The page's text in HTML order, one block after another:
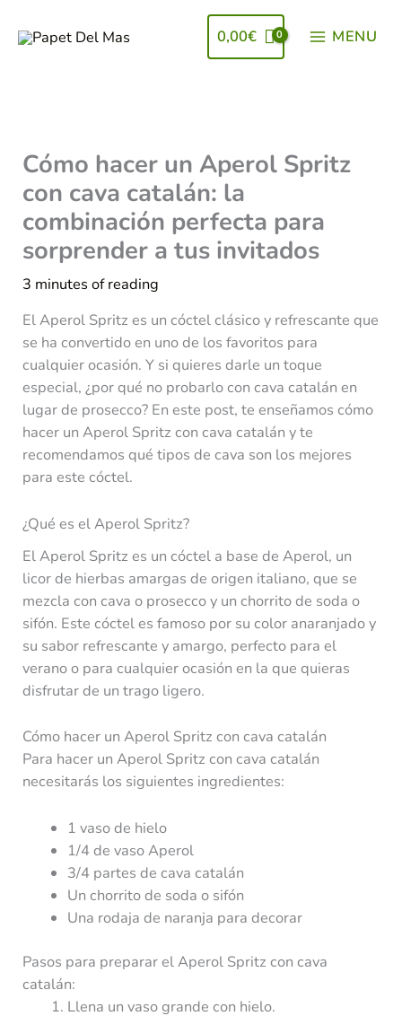
0,00€ MENU
Cómo hacer un Aperol Spritz
con cava catalán: la
combinación perfecta para
sorprender a tus invitados
3 minutes of reading
El Aperol Spritz es un cóctel clásico y refrescante que
se ha convertido en uno de los favoritos para
cualquier ocasión. Y si quieres darle un toque
especial, ¿por qué no probarlo con cava catalán en
lugar de prosecco? En este post, te enseñamos cómo
hacer un Aperol Spritz con cava catalán y te
recomendamos qué tipos de cava son los mejores
para este cóctel.
¿Qué es el Aperol Spritz?
El Aperol Spritz es un cóctel a base de Aperol, un
licor de hierbas amargas de origen italiano, que se
mezcla con cava o prosecco y un chorrito de soda o
sifón. Este cóctel es famoso por su color anaranjado y
su sabor refrescante y amargo, perfecto para el
verano o para cualquier ocasión en la que quieras
disfrutar de un trago ligero.
Cómo hacer un Aperol Spritz con cava catalán
Para hacer un Aperol Spritz con cava catalán
necesitarás los siguientes ingredientes:
1 vaso de hielo
1/4 de vaso Aperol
3/4 partes de cava catalán
Un chorrito de soda o sifón
Una rodaja de naranja para decorar
Pasos para preparar el Aperol Spritz con cava
catalán:
Llena un vaso grande con hielo.